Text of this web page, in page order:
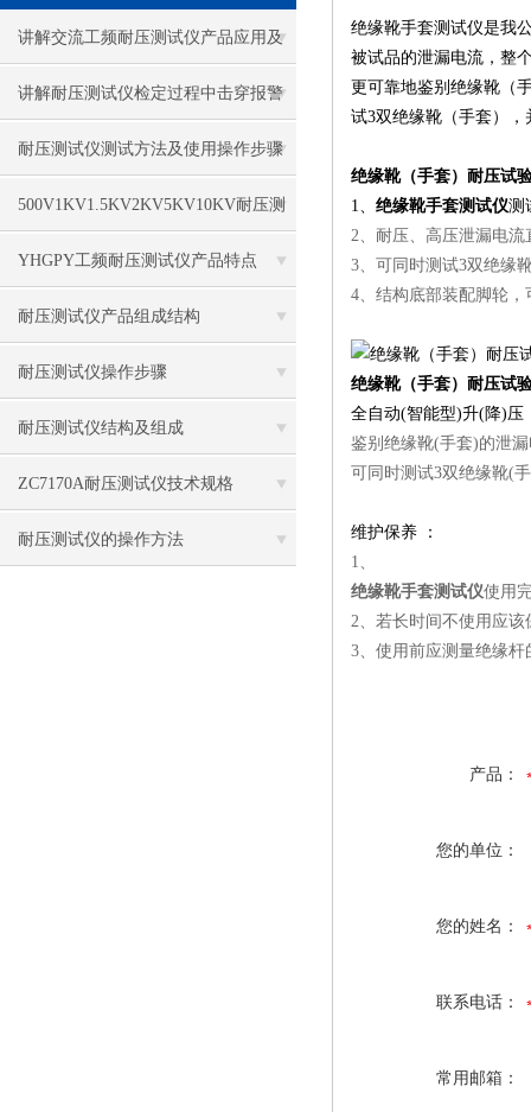
讲解交流工频耐压测试仪产品应用及
技术指标
讲解耐压测试仪检定过程中击穿报警
电流
耐压测试仪测试方法及使用操作步骤
500V1KV1.5KV2KV5KV10KV耐压测
试仪的操作规程
YHGPY工频耐压测试仪产品特点
耐压测试仪产品组成结构
耐压测试仪操作步骤
耐压测试仪结构及组成
ZC7170A耐压测试仪技术规格
耐压测试仪的操作方法
绝缘靴手套测试仪是我
被试品的泄漏电流，整
更可靠地鉴别绝缘靴（
试3双绝缘靴（手套）
绝缘靴（手套）耐压试
1、 绝缘靴手套测试仪测
2、耐压、高压泄漏电
3、可同时测试3双绝缘
4、结构底部装配脚轮，
绝缘靴（手套）耐压试
全自动(智能型)升(降)压
鉴别绝缘靴(手套)的泄
可同时测试3双绝缘靴(
维护保养 ：
1、
绝缘靴手套测试仪使用
2、若长时间不使用应
3、使用前应测量绝缘
产品：
您的单位：
您的姓名：
联系电话：
常用邮箱：